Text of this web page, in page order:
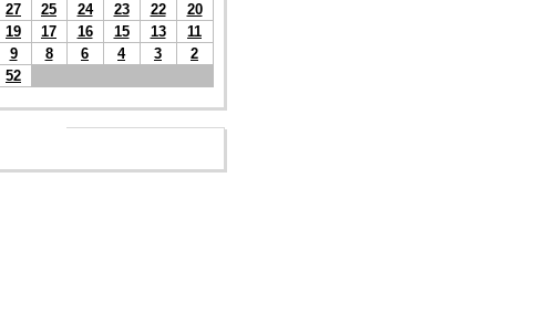
27
25 24 23 22
20
19
17 16 15 13
11
9
8 6 4 3
2
52